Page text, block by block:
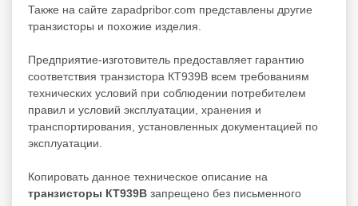
Также на сайте zapadpribor.com представлены другие
транзисторы и похожие изделия.
Предприятие-изготовитель предоставляет гарантию
соответствия транзистора КТ939В всем требованиям
технических условий при соблюдении потребителем
правил и условий эксплуатации, хранения и
транспортирования, установленных документацией по
эксплуатации.
Копировать данное техническое описание на
транзисторы КТ939В запрещено без письменного